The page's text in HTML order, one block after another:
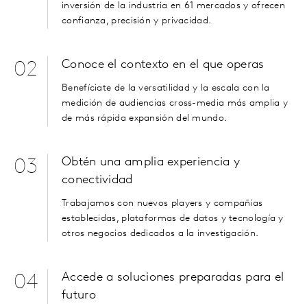
inversión de la industria en 61 mercados y ofrecen
confianza, precisión y privacidad.
02 Conoce el contexto en el que operas
Benefíciate de la versatilidad y la escala con la
medición de audiencias cross-media más amplia y
de más rápida expansión del mundo.
03
Obtén una amplia experiencia y
conectividad
Trabajamos con nuevos players y compañías
establecidas, plataformas de datos y tecnología y
otros negocios dedicados a la investigación.
04
Accede a soluciones preparadas para el
futuro